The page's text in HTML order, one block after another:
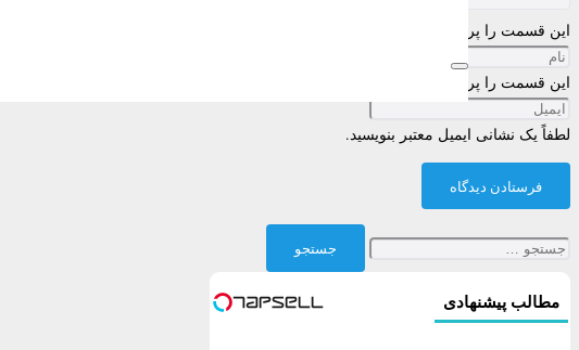
این قسمت را پر کنید
این قسمت را پر کنید
لطفاً یک نشانی ایمیل معتبر بنویسید.
فرستادن دیدگاه
جستجو
برای:
مطالب پیشنهادی